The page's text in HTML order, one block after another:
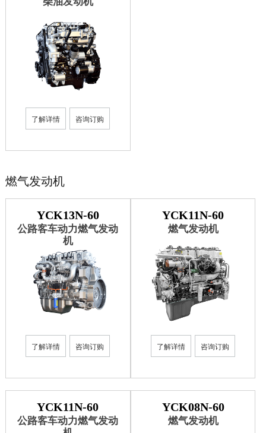
了解详情 咨询订购
燃气发动机
YCK13N-60
公路客车动力燃气发动
机
了解详情 咨询订购
YCK11N-60
燃气发动机
了解详情 咨询订购
YCK11N-60
公路客车动力燃气发动
YCK08N-60
燃气发动机